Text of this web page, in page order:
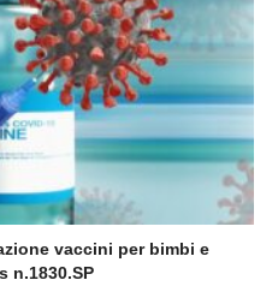
vaccini per bimbi e
n.1830.SP